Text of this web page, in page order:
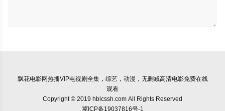
飘花电影网热播VIP电视剧全集，综艺，动漫，无删减高清电影免费在线
观看
Copyright © 2019 hblcssh.com All Rights Reserved
冀ICP备19037816号-1